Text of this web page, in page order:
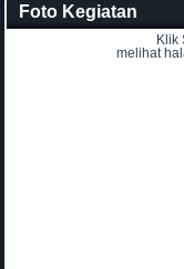
Foto Kegiatan
Klik
melihat